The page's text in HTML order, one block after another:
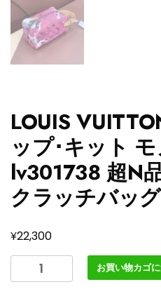
LOUIS
ップ･キット
lv301738 超N
クラッチバッ
¥22,300
LOUIS
VUITTON
お買い物カゴ